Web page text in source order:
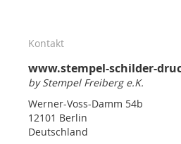
Kontakt
www.stempel-schilder-
by Stempel Freiberg e.K.
Werner-Voss-Damm 54b
12101 Berlin
Deutschland